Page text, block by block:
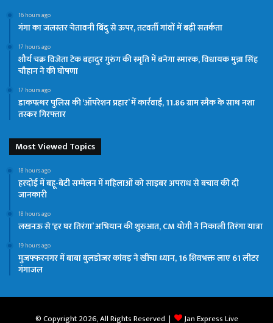
16 hours ago
गंगा का जलस्तर चेतावनी बिंदु से ऊपर, तटवर्ती गांवों में बढ़ी सतर्कता
17 hours ago
शौर्य चक्र विजेता टेक बहादुर गुरुंग की स्मृति में बनेगा स्मारक, विधायक मुन्ना सिंह
चौहान ने की घोषणा
17 hours ago
डाकपत्थर पुलिस की ‘ऑपरेशन प्रहार’ में कार्रवाई, 11.86 ग्राम स्मैक के साथ नशा
तस्कर गिरफ्तार
Most Viewed Topics
18 hours ago
हरदोई में बहू-बेटी सम्मेलन में महिलाओं को साइबर अपराध से बचाव की दी
जानकारी
18 hours ago
लखनऊ से ‘हर घर तिरंगा’ अभियान की शुरुआत, CM योगी ने निकाली तिरंगा यात्रा
19 hours ago
मुजफ्फरनगर में बाबा बुलडोजर कांवड़ ने खींचा ध्यान, 16 शिवभक्त लाए 61 लीटर
गंगाजल
© Copyright 2026, All Rights Reserved | Jan Express Live